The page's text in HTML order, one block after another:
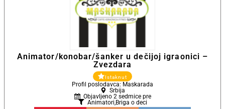
Animator/konobar/šanker u dečijoj igraonici –
Zvezdara
Istaknut
Profil poslodavca: Maskarada
Srbija
Objavljeno 2 sedmice pre
Animatori,Briga o deci